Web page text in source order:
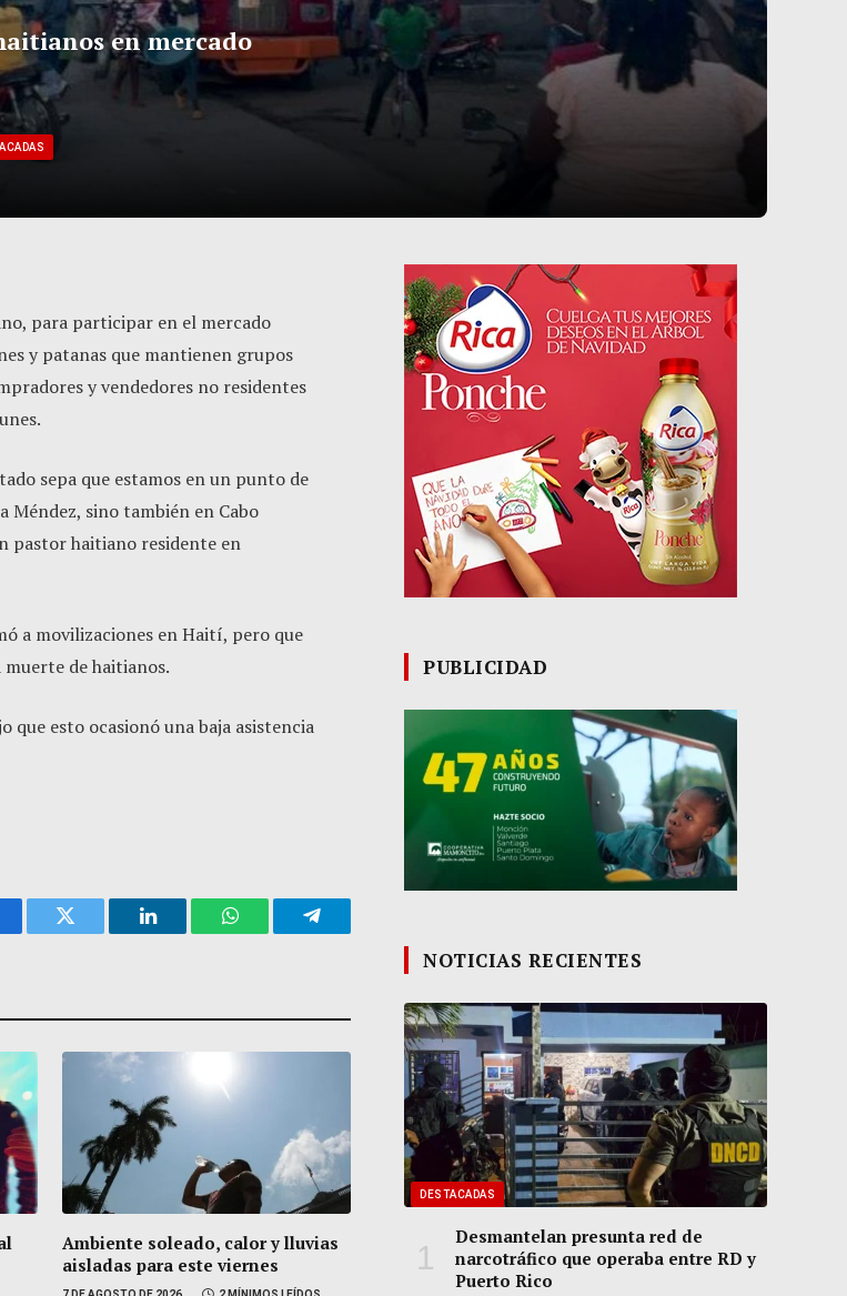
en mercado
para participar en el mercado
y patanas que mantienen grupos
y vendedores no residentes
sepa que estamos en un punto de
Méndez, sino también en Cabo
pastor haitiano residente en
a movilizaciones en Haití, pero que
de haitianos.
que esto ocasionó una baja asistencia
Twitter LinkedIn WhatsAppTelegram
Ambiente soleado, calor y lluvias
aisladas para este viernes
PUBLICIDAD
NOTICIAS RECIENTES
DESTACADAS
Desmantelan presunta red de
narcotráfico que operaba entre RD y
Puerto Rico